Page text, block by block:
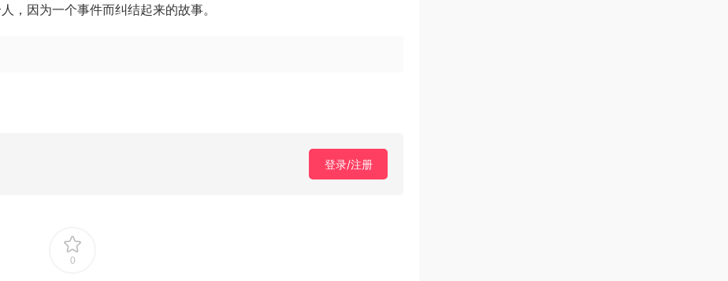
，因为一个事件而纠结起来的故事。
登录/注册
0